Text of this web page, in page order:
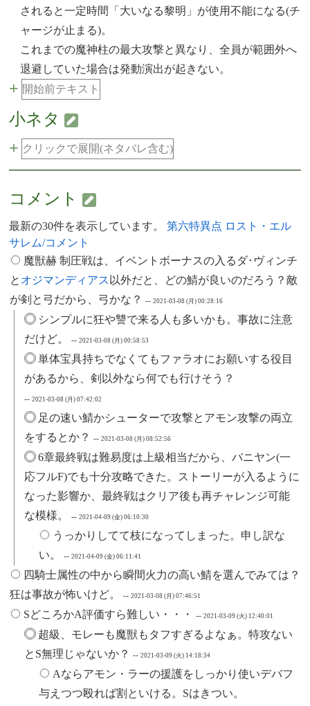
されると一定時間「大いなる黎明」が使用不能になる(チ
ャージが止まる)。
これまでの魔神柱の最大攻撃と異なり、全員が範囲外へ
退避していた場合は発動演出が起きない。
+ 開始前テキスト
小ネタ
+ クリックで展開(ネタバレ含む)
コメント
最新の30件を表示しています。第六特異点 ロスト・エル
サレム/コメント
魔獣赫 制圧戦は、イベントボーナスの入るダ･ヴィンチ
と オジマンディアス 以外だと、どの鯖が良いのだろう？敵
が剣と弓だから、弓かな？--2021-03-08 (月) 00:28:16
シンプルに狂や讐で来る人も多いかも。事故に注意
だけど。--2021-03-08 (月) 00:58:53
単体宝具持ちでなくてもファラオにお願いする役目
があるから、剣以外なら何でも行けそう？
--2021-03-08 (月) 07:42:02
足の速い鯖かシューターで攻撃とアモン攻撃の両立
をするとか？--2021-03-08 (月) 08:52:56
6章最終戦は難易度は上級相当だから、バニヤン(一
応フルF)でも十分攻略できた。ストーリーが入るように
なった影響か、最終戦はクリア後も再チャレンジ可能
な模様。--2021-04-09 (金) 06:10:30
うっかりしてて枝になってしまった。申し訳な
い。--2021-04-09 (金) 06:11:41
四騎士属性の中から瞬間火力の高い鯖を選んでみては？
狂は事故が怖いけど。--2021-03-08 (月) 07:46:51
SどころかA評価すら難しい・・・--2021-03-09 (火) 12:40:01
超級、モレーも魔獣もタフすぎるよなぁ。特攻ない
とS無理じゃないか？--2021-03-09 (火) 14:18:34
Aならアモン・ラーの援護をしっかり使いデバフ
与えつつ殴れば割といける。Sはきつい。